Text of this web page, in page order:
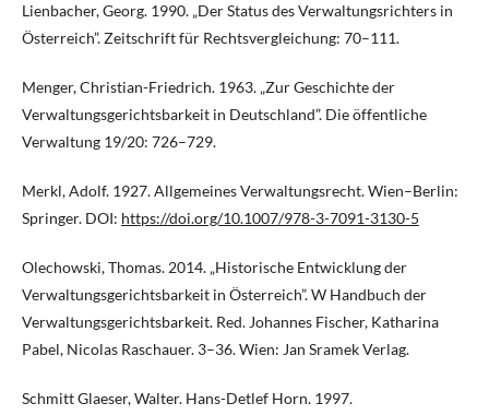
Lienbacher, Georg. 1990. „Der Status des Verwaltungsrichters in
Österreich”. Zeitschrift für Rechtsvergleichung: 70–111.
Menger, Christian-Friedrich. 1963. „Zur Geschichte der
Verwaltungsgerichtsbarkeit in Deutschland”. Die öffentliche
Verwaltung 19/20: 726–729.
Merkl, Adolf. 1927. Allgemeines Verwaltungsrecht. Wien–Berlin:
Springer. DOI: https://doi.org/10.1007/978-3-7091-3130-5
Olechowski, Thomas. 2014. „Historische Entwicklung der
Verwaltungsgerichtsbarkeit in Österreich”. W Handbuch der
Verwaltungsgerichtsbarkeit. Red. Johannes Fischer, Katharina
Pabel, Nicolas Raschauer. 3–36. Wien: Jan Sramek Verlag.
Schmitt Glaeser, Walter. Hans-Detlef Horn. 1997.